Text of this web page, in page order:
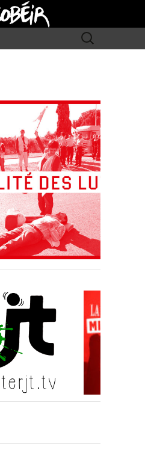
Rechercher :